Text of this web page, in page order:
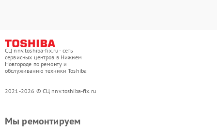
СЦ nnv.toshiba-fix.ru - сеть
сервисных центров в Нижнем
Новгороде по ремонту и
обслуживанию техники Toshiba
2021-2026 © СЦ nnv.toshiba-fix.ru
Мы ремонтируем